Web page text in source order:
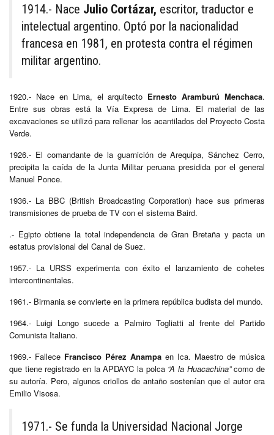
1914.- Nace Julio Cortázar, escritor, traductor e
intelectual argentino. Optó por la nacionalidad
francesa en 1981, en protesta contra el régimen
militar argentino.​
1920.- Nace en Lima, el arquitecto Ernesto Aramburú Menchaca.
Entre sus obras está la Vía Expresa de Lima. El material de las
excavaciones se utilizó para rellenar los acantilados del Proyecto Costa
Verde.
1926.- El comandante de la guarnición de Arequipa, Sánchez Cerro,
precipita la caída de la Junta Militar peruana presidida por el general
Manuel Ponce.
1936.- La BBC (British Broadcasting Corporation) hace sus primeras
transmisiones de prueba de TV con el sistema Baird.
.- Egipto obtiene la total independencia de Gran Bretaña y pacta un
estatus provisional del Canal de Suez.
1957.- La URSS experimenta con éxito el lanzamiento de cohetes
intercontinentales.
1961.- Birmania se convierte en la primera república budista del mundo.
1964.- Luigi Longo sucede a Palmiro Togliatti al frente del Partido
Comunista Italiano.
1969.- Fallece Francisco Pérez Anampa en Ica. Maestro de música
que tiene registrado en la APDAYC la polca “A la Huacachina”como de
su autoría. Pero, algunos criollos de antaño sostenían que el autor era
Emilio Visosa.
1971.- Se funda la Universidad Nacional Jorge